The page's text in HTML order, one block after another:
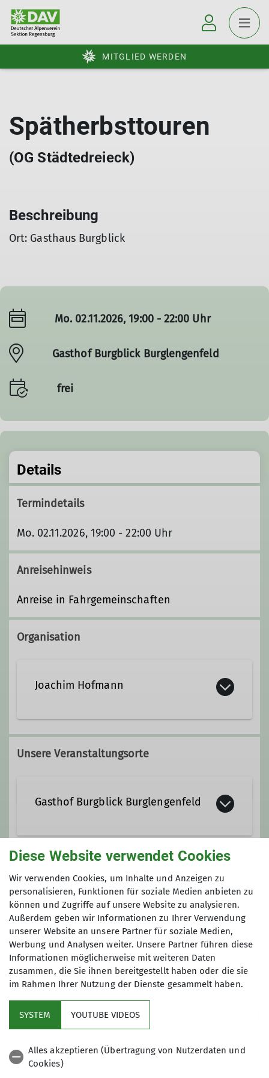
MITGLIED WERDEN
Spätherbsttouren
(OG Städtedreieck)
Beschreibung
Ort: Gasthaus Burgblick
Mo. 02.11.2026, 19:00 - 22:00 Uhr
Gasthof Burgblick Burglengenfeld
frei
Details
Termindetails
Mo. 02.11.2026, 19:00 - 22:00 Uhr
Anreisehinweis
Anreise in Fahrgemeinschaften
Organisation
Joachim Hofmann
09471 97966 0160 94875191
joachimhofmann50@gmx.net
Beirat
Gruppenleiter*in Ortsgruppe
Städtedreieck
Hüttenreferent*in Steinwaldhütte
Unsere Veranstaltungsorte
Gasthof Burgblick Burglengenfeld
Naabgasse 7
93133 Burglengenfeld
Ortsgruppe Städtedreieck
In der Ortsgruppe Städtedreieck
organisieren sich die Berg- und
den Landkreisen Schwandorf und
Burglengenfeld sowie aus Maxhütte.
Kontakt aufnehmen
DAV Bundesverband
Diese Website verwendet Cookies
Wir verwenden Cookies, um Inhalte und Anzeigen zu
personalisieren, Funktionen für soziale Medien anbieten zu
können und Zugriffe auf unsere Website zu analysieren.
Außerdem geben wir Informationen zu Ihrer Verwendung
unserer Website an unsere Partner für soziale Medien,
Werbung und Analysen weiter. Unsere Partner führen diese
Informationen möglicherweise mit weiteren Daten
zusammen, die Sie ihnen bereitgestellt haben oder die sie
im Rahmen Ihrer Nutzung der Dienste gesammelt haben.
SYSTEM YOUTUBE VIDEOS
Alles akzeptieren (Übertragung von Nutzerdaten und
Cookies)